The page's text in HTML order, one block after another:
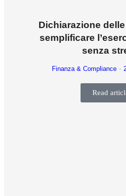
Dichiarazione
semplificare
senza
Finanza & Compliance
Read